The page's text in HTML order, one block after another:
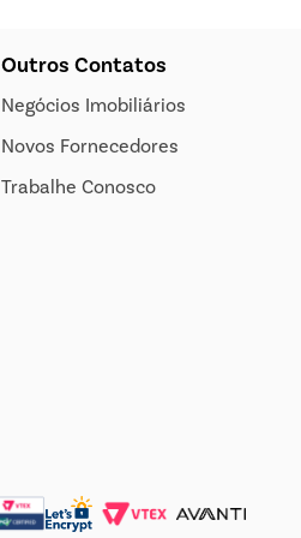
Outros Contatos
Negócios Imobiliários
Novos Fornecedores
Trabalhe Conosco